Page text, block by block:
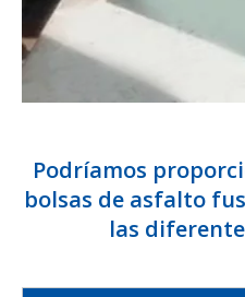
Podríamos
bolsas de asfalto
las